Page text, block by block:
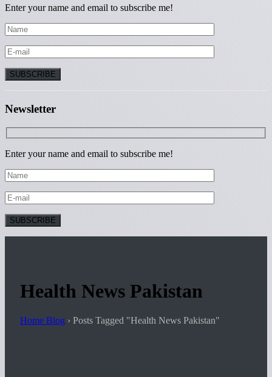
Enter your name and email to subscribe me!
Newsletter
Enter your name and email to subscribe me!
Health News Pakistan
Home Blog › Posts Tagged "Health News Pakistan"